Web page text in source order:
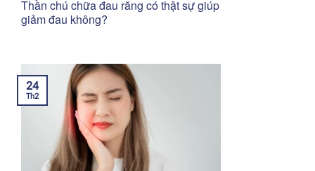
Thần chú chữa đau răng có thật sự giúp
giảm đau không?
24
Th2